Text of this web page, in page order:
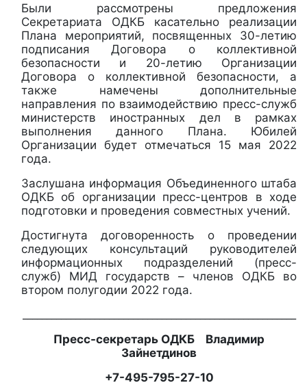
Были рассмотрены предложения
Секретариата ОДКБ касательно реализации
Плана мероприятий, посвященных 30-летию
подписания Договора о коллективной
безопасности и 20-летию Организации
Договора о коллективной безопасности, а
также намечены дополнительные
направления по взаимодействию пресс-служб
министерств иностранных дел в рамках
выполнения данного Плана. Юбилей
Организации будет отмечаться 15 мая 2022
года.
Заслушана информация Объединенного штаба
ОДКБ об организации пресс-центров в ходе
подготовки и проведения совместных учений.
Достигнута договоренность о проведении
следующих консультаций руководителей
информационных подразделений (пресс-
служб) МИД государств – членов ОДКБ во
втором полугодии 2022 года.
Пресс-секретарь ОДКБ Владимир
Зайнетдинов
+7-495-795-27-10